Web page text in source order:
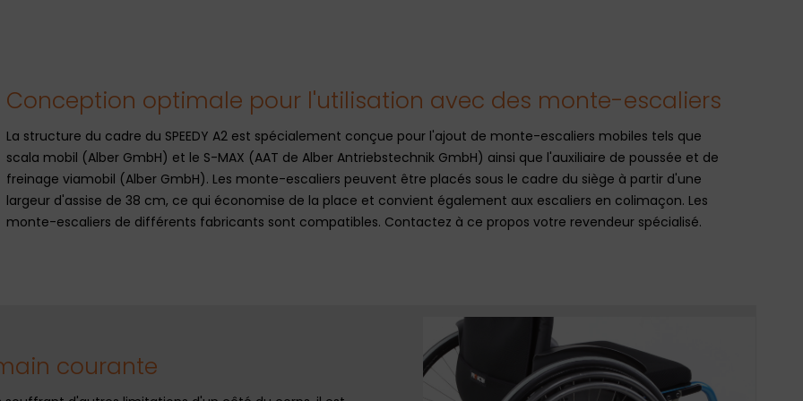
Conception optimale pour l'utilisation avec des monte-escaliers
La structure du cadre du SPEEDY A2 est spécialement conçue pour l'ajout de monte-escaliers mobiles tels que
scala mobil (Alber GmbH) et le S-MAX (AAT de Alber Antriebstechnik GmbH) ainsi que l'auxiliaire de poussée et de
freinage viamobil (Alber GmbH). Les monte-escaliers peuvent être placés sous le cadre du siège à partir d'une
largeur d'assise de 38 cm, ce qui économise de la place et convient également aux escaliers en colimaçon. Les
monte-escaliers de différents fabricants sont compatibles. Contactez à ce propos votre revendeur spécialisé.
courante